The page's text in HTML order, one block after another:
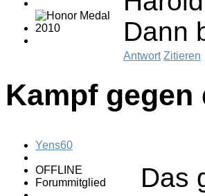
Dann
Antwort Zitieren
Kampf
Yens60
OFFLINE
Forummitglied
Das